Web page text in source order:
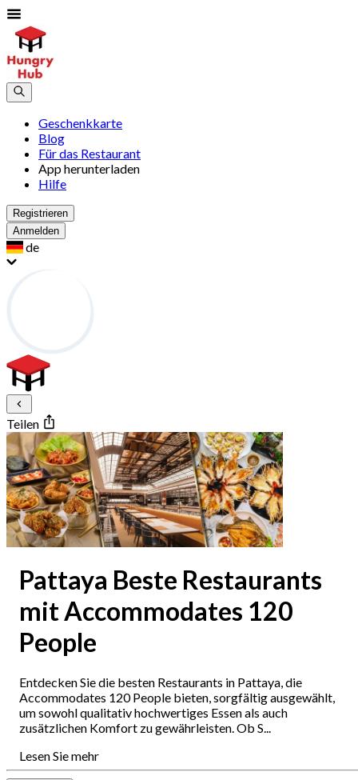
Geschenkkarte
Blog
Für das Restaurant
App herunterladen
Hilfe
Registrieren
Anmelden
de
Teilen
Pattaya Beste Restaurants
mit Accommodates 120
People
Entdecken Sie die besten Restaurants in Pattaya, die
Accommodates 120 People bieten, sorgfältig ausgewählt,
um sowohl qualitativ hochwertiges Essen als auch
zusätzlichen Komfort zu gewährleisten. Ob S...
Lesen Sie mehr